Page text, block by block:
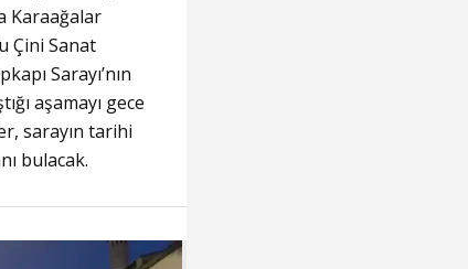
Karaağalar
Çini Sanat
Sarayı’nın
aşamayı gece
sarayın tarihi
bulacak.